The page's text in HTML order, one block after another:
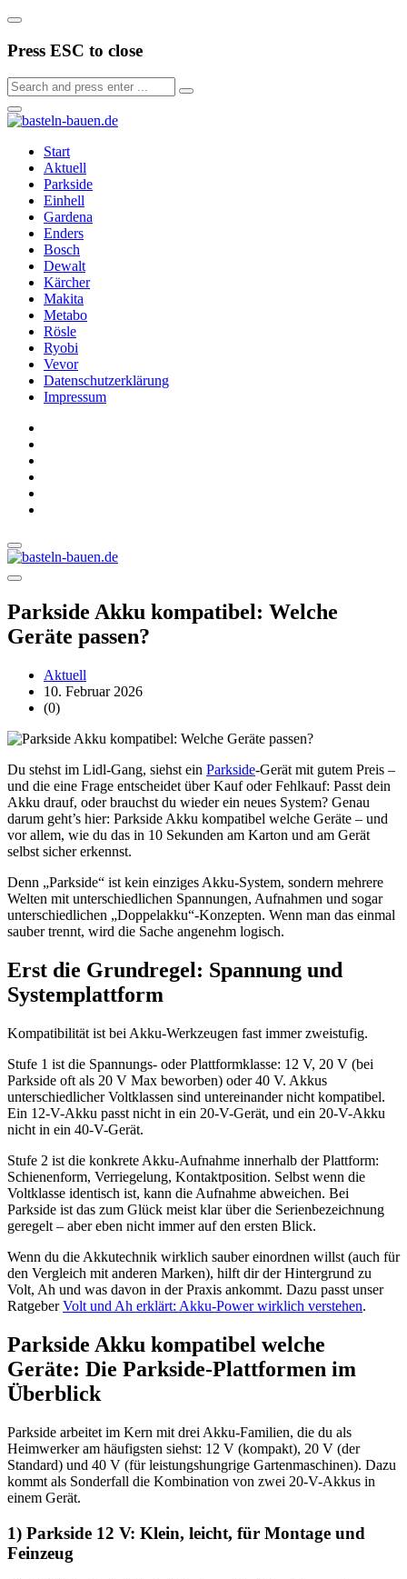
Press ESC to close
Start
Aktuell
Parkside
Einhell
Gardena
Enders
Bosch
Dewalt
Kärcher
Makita
Metabo
Rösle
Ryobi
Vevor
Datenschutzerklärung
Impressum
Parkside Akku kompatibel: Welche
Geräte passen?
Aktuell
10. Februar 2026
(0)
Du stehst im Lidl-Gang, siehst ein Parkside-Gerät mit gutem Preis –
und die eine Frage entscheidet über Kauf oder Fehlkauf: Passt dein
Akku drauf, oder brauchst du wieder ein neues System? Genau
darum geht’s hier: Parkside Akku kompatibel welche Geräte – und
vor allem, wie du das in 10 Sekunden am Karton und am Gerät
selbst sicher erkennst.
Denn „Parkside“ ist kein einziges Akku-System, sondern mehrere
Welten mit unterschiedlichen Spannungen, Aufnahmen und sogar
unterschiedlichen „Doppelakku“-Konzepten. Wenn man das einmal
sauber trennt, wird die Sache angenehm logisch.
Erst die Grundregel: Spannung und
Systemplattform
Kompatibilität ist bei Akku-Werkzeugen fast immer zweistufig.
Stufe 1 ist die Spannungs- oder Plattformklasse: 12 V, 20 V (bei
Parkside oft als 20 V Max beworben) oder 40 V. Akkus
unterschiedlicher Voltklassen sind untereinander nicht kompatibel.
Ein 12-V-Akku passt nicht in ein 20-V-Gerät, und ein 20-V-Akku
nicht in ein 40-V-Gerät.
Stufe 2 ist die konkrete Akku-Aufnahme innerhalb der Plattform:
Schienenform, Verriegelung, Kontaktposition. Selbst wenn die
Voltklasse identisch ist, kann die Aufnahme abweichen. Bei
Parkside ist das zum Glück meist klar über die Serienbezeichnung
geregelt – aber eben nicht immer auf den ersten Blick.
Wenn du die Akkutechnik wirklich sauber einordnen willst (auch für
den Vergleich mit anderen Marken), hilft dir der Hintergrund zu
Volt, Ah und was davon in der Praxis ankommt. Dazu passt unser
RatgeberVolt und Ah erklärt: Akku-Power wirklich verstehen.
Parkside Akku kompatibel welche
Geräte: Die Parkside-Plattformen im
Überblick
Parkside arbeitet im Kern mit drei Akku-Familien, die du als
Heimwerker am häufigsten siehst: 12 V (kompakt), 20 V (der
Standard) und 40 V (für leistungshungrige Gartenmaschinen). Dazu
kommt als Sonderfall die Kombination von zwei 20-V-Akkus in
einem Gerät.
1) Parkside 12 V: Klein, leicht, für Montage und
Feinzeug